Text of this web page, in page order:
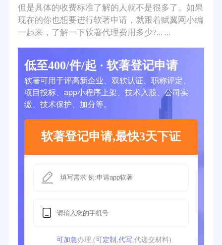
但是具体的收费标准了解的人就不是很多了。如果
现在的你也想要进行软著申请，就跟着赋翼网小编
一起来，了解一下软著代理费用多少?... ...
低至400/件/起 · 软著登记申请
软著可用于评高新企业、双软认证、职称评定、
项目投标、app小程序上架、技术入股、公司实
缴、技术保护、加分等。
软著登记申请,最快3天下证
可加急办理,(可定制,代写 ,代递交材料)